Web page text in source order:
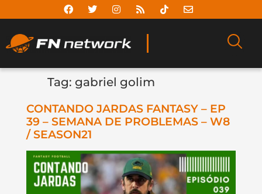
Tag: gabriel golim
CONTANDO JARDAS FANTASY – EP
39 – SEMANA DE PROBLEMAS – W8
/ SEASON21